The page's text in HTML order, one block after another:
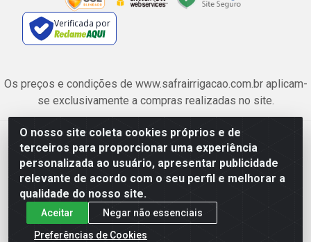
O nosso site coleta cookies próprios e de
terceiros para proporcionar uma experiência
personalizada ao usuário, apresentar publicidade
relevante de acordo com o seu perfil e melhorar a
qualidade do nosso site.
Aceitar
Negar não essenciais
Preferências de Cookies
Verificada por
Os preços e condições de www.safrairrigacao.com.br aplicam-
se exclusivamente a compras realizadas no site.
Safra Agrícola e Pecuária LTDA - Avenida Castelo Branco, 5330 -
Esplanada dos Anicuns, Goiânia/GO - CEP 74.433-205 - CNPJ
06.315.490/0001-00